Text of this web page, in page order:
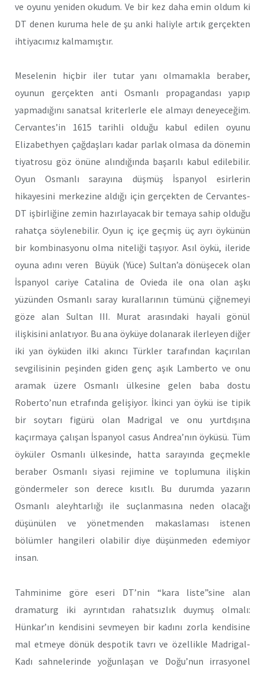
ve oyunu yeniden okudum. Ve bir kez daha emin oldum ki
DT denen kuruma hele de şu anki haliyle artık gerçekten
ihtiyacımız kalmamıştır.
Meselenin hiçbir iler tutar yanı olmamakla beraber,
oyunun gerçekten anti Osmanlı propagandası yapıp
yapmadığını sanatsal kriterlerle ele almayı deneyeceğim.
Cervantes’in 1615 tarihli olduğu kabul edilen oyunu
Elizabethyen çağdaşları kadar parlak olmasa da dönemin
tiyatrosu göz önüne alındığında başarılı kabul edilebilir.
Oyun Osmanlı sarayına düşmüş İspanyol esirlerin
hikayesini merkezine aldığı için gerçekten de Cervantes-
DT işbirliğine zemin hazırlayacak bir temaya sahip olduğu
rahatça söylenebilir. Oyun iç içe geçmiş üç ayrı öykünün
bir kombinasyonu olma niteliği taşıyor. Asıl öykü, ileride
oyuna adını veren Büyük (Yüce) Sultan’a dönüşecek olan
İspanyol cariye Catalina de Ovieda ile ona olan aşkı
yüzünden Osmanlı saray kurallarının tümünü çiğnemeyi
göze alan Sultan III. Murat arasındaki hayali gönül
ilişkisini anlatıyor. Bu ana öyküye dolanarak ilerleyen diğer
iki yan öyküden ilki akıncı Türkler tarafından kaçırılan
sevgilisinin peşinden giden genç aşık Lamberto ve onu
aramak üzere Osmanlı ülkesine gelen baba dostu
Roberto’nun etrafında gelişiyor. İkinci yan öykü ise tipik
bir soytarı figürü olan Madrigal ve onu yurtdışına
kaçırmaya çalışan İspanyol casus Andrea’nın öyküsü. Tüm
öyküler Osmanlı ülkesinde, hatta sarayında geçmekle
beraber Osmanlı siyasi rejimine ve toplumuna ilişkin
göndermeler son derece kısıtlı. Bu durumda yazarın
Osmanlı aleyhtarlığı ile suçlanmasına neden olacağı
düşünülen ve yönetmenden makaslaması istenen
bölümler hangileri olabilir diye düşünmeden edemiyor
insan.
Tahminime göre eseri DT’nin “kara liste”sine alan
dramaturg iki ayrıntıdan rahatsızlık duymuş olmalı:
Hünkar’ın kendisini sevmeyen bir kadını zorla kendisine
mal etmeye dönük despotik tavrı ve özellikle Madrigal-
Kadı sahnelerinde yoğunlaşan ve Doğu’nun irrasyonel